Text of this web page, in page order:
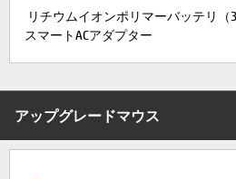
リチウムイオンポリマーバッテリ（
スマートACアダプター
アップグレードマウス